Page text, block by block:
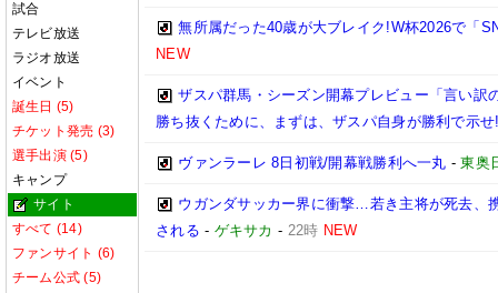
試合
テレビ放送
ラジオ放送
イベント
誕生日 (5)
チケット発売 (3)
選手出演 (5)
キャンプ
サイト
すべて (14)
ファンサイト (6)
チーム公式 (5)
無所属だった40歳が大ブレイク!W杯2026で「
NEW
ザスパ群馬・シーズン開幕プレビュー「言い訳
勝ち抜くために、まずは、ザスパ自身が勝利で示せ
ヴァンラーレ 8日初戦/開幕戦勝利へ一丸 -東奥
ウガンダサッカー界に衝撃…若き主将が死去、
される - ゲキサカ - 22時 NEW